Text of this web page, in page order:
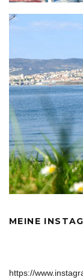
MEINE
https://